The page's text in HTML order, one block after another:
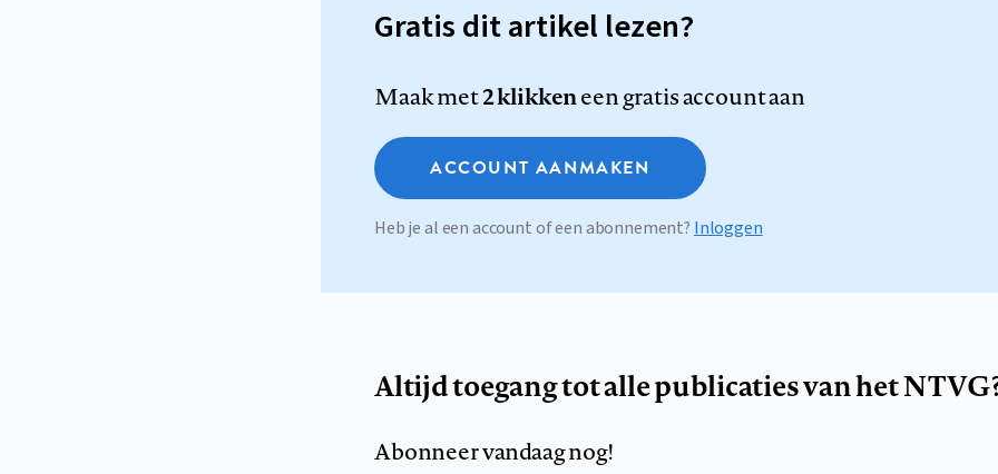
Gratis dit artikel lezen?
Maak met2 klikkeneen gratis account aan
ACCOUNT AANMAKEN
Heb je al een account of een abonnement? Inloggen
Altijd toegang tot alle publicaties van het
Abonneer vandaag nog!